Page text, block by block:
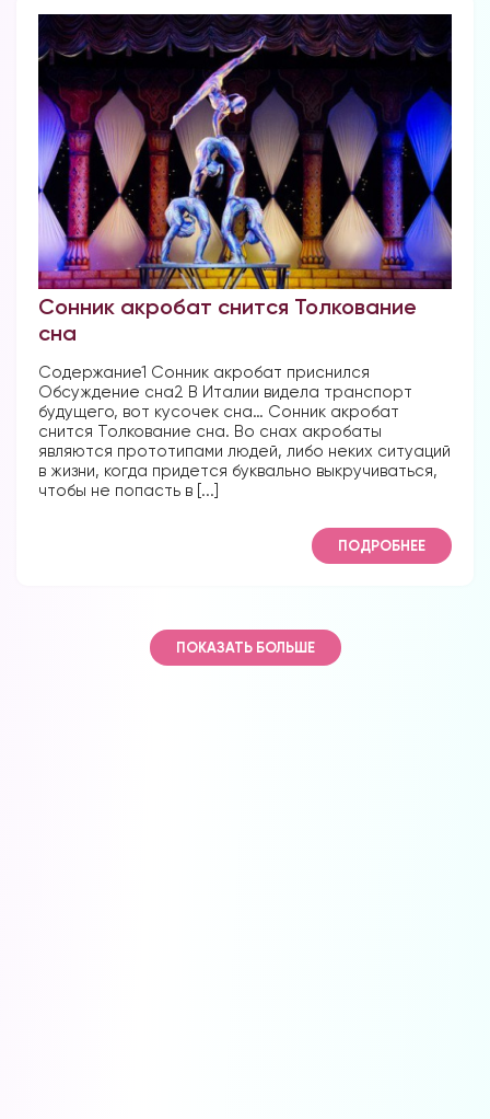
Сонник акробат снится Толкование
сна
Содержание1 Сонник акробат приснился
Обсуждение сна2 В Италии видела транспорт
будущего, вот кусочек сна… Сонник акробат
снится Толкование сна. Во снах акробаты
являются прототипами людей, либо неких ситуаций
в жизни, когда придется буквально выкручиваться,
чтобы не попасть в [...]
ПОДРОБНЕЕ
ПОКАЗАТЬ БОЛЬШЕ